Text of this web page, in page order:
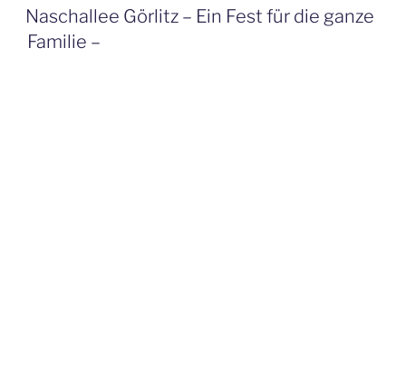
AM
Naschallee Görlitz – Ein Fest für die ganze
Familie –